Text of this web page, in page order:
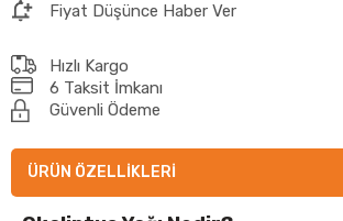
Fiyat Düşünce Haber Ver
Hızlı Kargo
6 Taksit İmkanı
Güvenli Ödeme
ÜRÜN ÖZELLIKLERI